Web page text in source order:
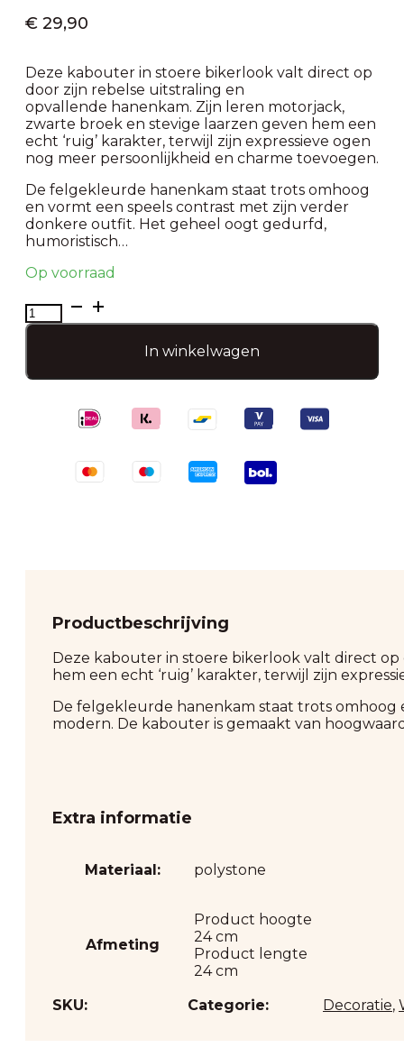
€ 29,90
Deze kabouter in stoere bikerlook valt direct op
door zijn rebelse uitstraling en
opvallende hanenkam. Zijn leren motorjack,
zwarte broek en stevige laarzen geven hem een
echt ‘ruig’ karakter, terwijl zijn expressieve ogen
nog meer persoonlijkheid en charme toevoegen.
De felgekleurde hanenkam staat trots omhoog
en vormt een speels contrast met zijn verder
donkere outfit. Het geheel oogt gedurfd,
humoristisch…
Op voorraad
Goodyz
Kabouter
In winkelwagen
Productbeschrijving
Deze kabouter in stoere bikerlook valt direct
hem een echt ‘ruig’ karakter, terwijl zijn
De felgekleurde hanenkam staat trots
modern. De kabouter is gemaakt van
Extra informatie
Materiaal: polystone
Afmeting
Product hoogte
24 cm
Product lengte
24 cm
SKU:
Categorie: Decoratie,